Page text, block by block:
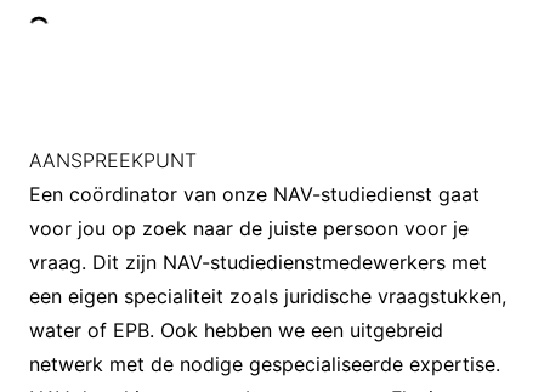
AANSPREEKPUNT
Een coördinator van onze NAV-studiedienst gaat
voor jou op zoek naar de juiste persoon voor je
vraag. Dit zijn NAV-studiedienstmedewerkers met
een eigen specialiteit zoals juridische vraagstukken,
water of EPB. Ook hebben we een uitgebreid
netwerk met de nodige gespecialiseerde expertise.